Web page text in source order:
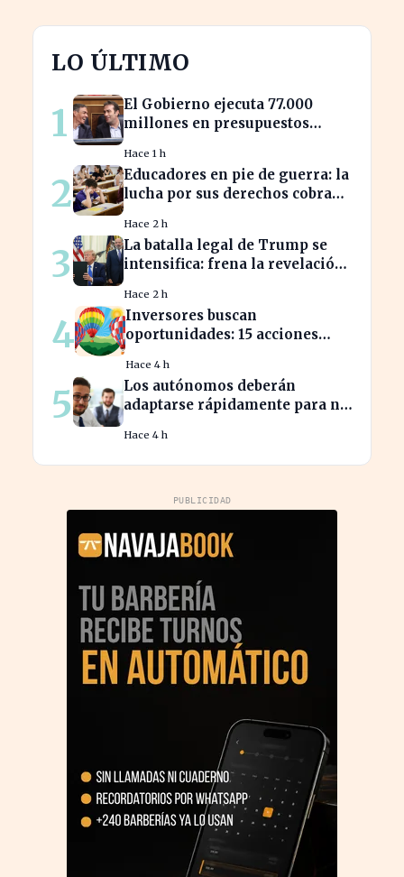
LO ÚLTIMO
1
El Gobierno ejecuta 77.000
millones en presupuestos
año 2025
Hace 1 h
2
Educadores en pie de guerra: la
lucha por sus derechos cobra
Hace 2 h
3
La batalla legal de Trump se
intensifica: frena la revelación
Hace 2 h
4
Inversores buscan
oportunidades: 15 acciones
bursátil
Hace 4 h
5
Los autónomos deberán
adaptarse rápidamente para no
nóminas
Hace 4 h
PUBLICIDAD